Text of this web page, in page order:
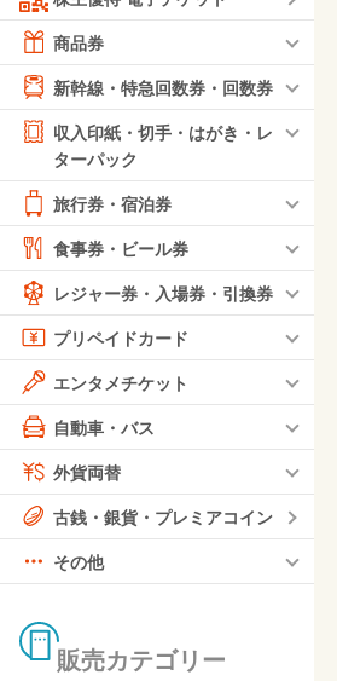
商品券
新幹線・特急回数券・回数券
収入印紙・切手・はがき・レ
ターパック
旅行券・宿泊券
食事券・ビール券
レジャー券・入場券・引換券
プリペイドカード
エンタメチケット
自動車・バス
外貨両替
古銭・銀貨・プレミアコイン
その他
販売カテゴリー